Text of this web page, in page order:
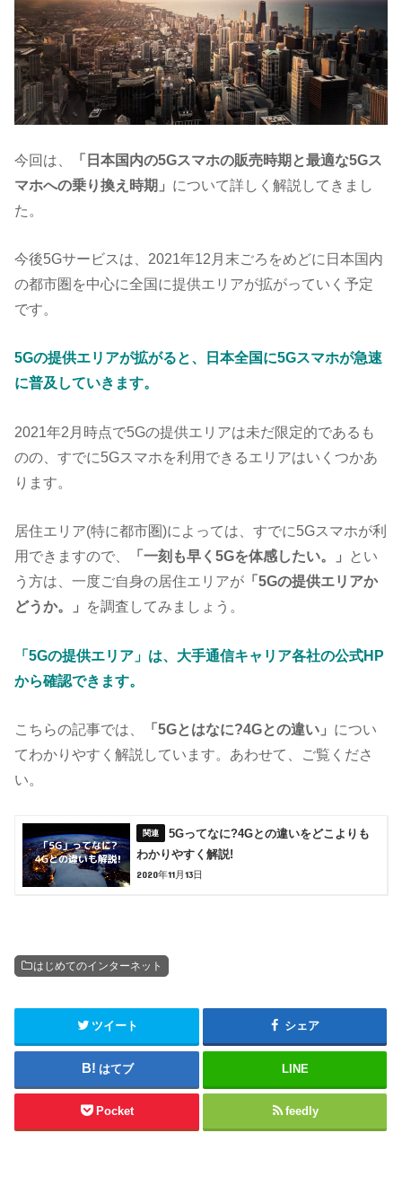
今回は、
「日本国内の5Gスマホの販売時期と最適な5Gス
マホへの乗り換え時期」 について詳しく解説してきまし
た。
今後5Gサービスは、2021年12月末ごろをめどに日本国内
の都市圏を中心に全国に提供エリアが拡がっていく予定
です。
5Gの提供エリアが拡がると、日本全国に5Gスマホが急速
に普及していきます。
2021年2月時点で5Gの提供エリアは未だ限定的であるも
のの、すでに5Gスマホを利用できるエリアはいくつかあ
ります。
居住エリア(特に都市圏)によっては、すでに5Gスマホが利
用できますので、
「一刻も早く5Gを体感したい。」
とい
う方は、一度ご自身の居住エリアが 「5Gの提供エリアか
どうか。」 を調査してみましょう。
「5Gの提供エリア」は、大手通信キャリア各社の公式HP
から確認できます。
こちらの記事では、 「5Gとはなに?4Gとの違い」 につい
てわかりやすく解説しています。あわせて、ご覧くださ
い。
5Gってなに?4Gとの違いをどこよりも
わかりやすく解説!
2020年11月13日
はじめてのインターネット
ツイート シェア
はてブ LINE
Pocket feedly